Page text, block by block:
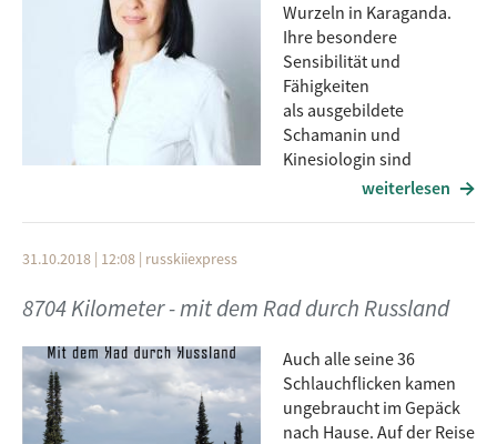
Wurzeln in Karaganda.
Ihre besondere
Sensibilität und
Fähigkeiten
als ausgebildete
Schamanin und
Kinesiologin sind
wichtigsten Tools in
Heute besprechen wir 60 Minuten Gesundheitstrends,
kurz um, alles, damit unsere Zuhörer*innen bis ins hohe
Mehr Infos zu Ludmilla Weidner unterlumira.de
weiterlesen
31.10.2018 | 12:08 | russkiiexpress
8704 Kilometer - mit dem Rad durch Russland
Auch alle seine 36
Schlauchflicken kamen
ungebraucht im Gepäck
nach Hause. Auf der Reise